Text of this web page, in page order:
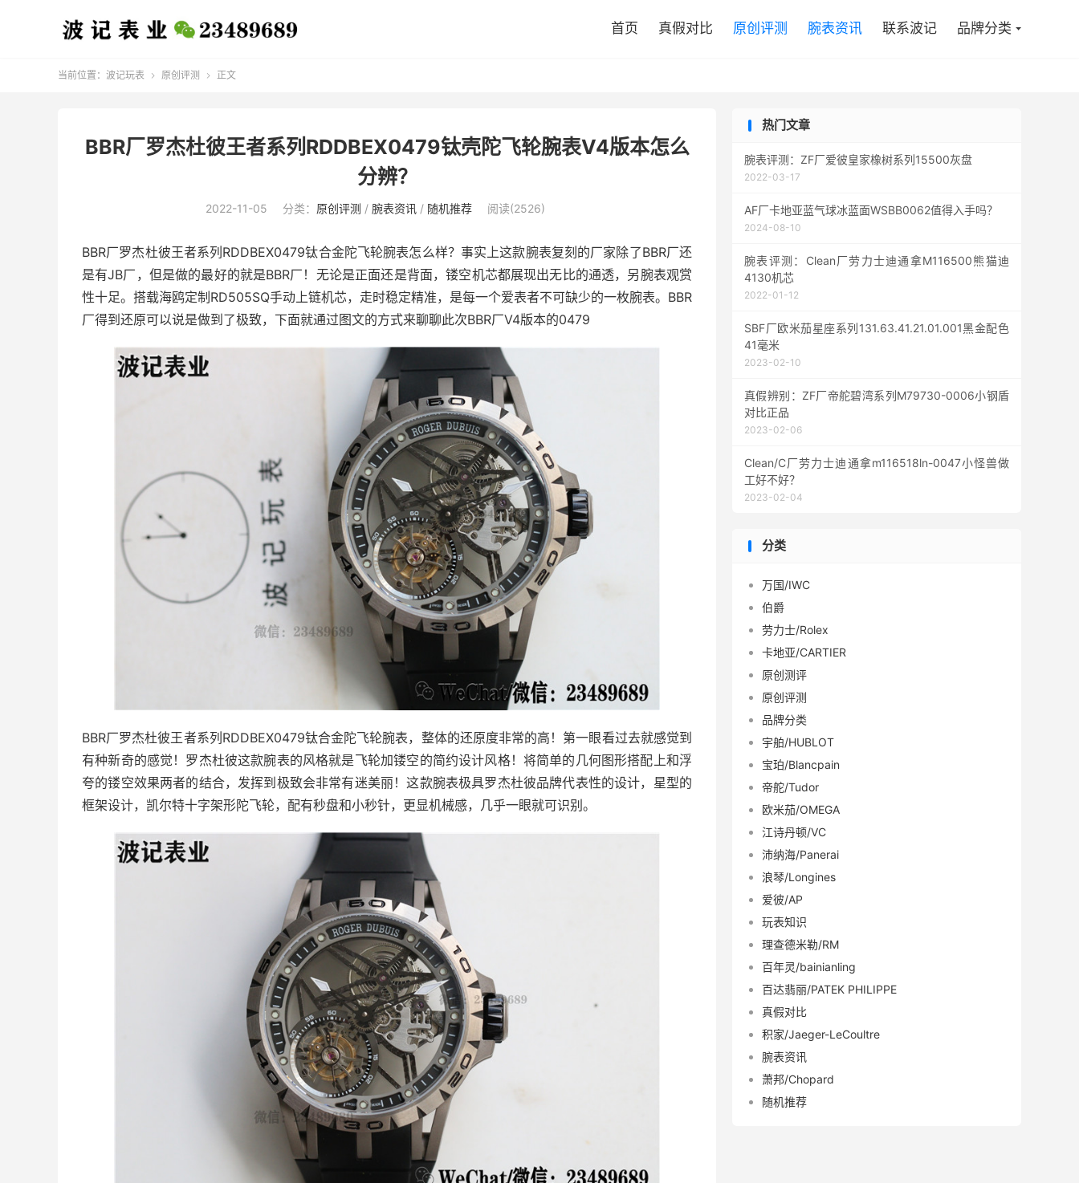
首页 真假对比 原创评测 腕表资讯 联系波记 品牌分类
当前位置： 波记玩表  原创评测  正文
BBR厂罗杰杜彼王者系列RDDBEX0479钛壳陀飞轮腕表V4版本怎么
分辨？
2022-11-05 分类： 原创评测 / 腕表资讯/ 随机推荐 阅读(2526)
BBR厂罗杰杜彼王者系列RDDBEX0479钛合金陀飞轮腕表怎么样？事实上这款腕表复刻的厂家除了BBR厂还
是有JB厂，但是做的最好的就是BBR厂！无论是正面还是背面，镂空机芯都展现出无比的通透，另腕表观赏
性十足。搭载海鸥定制RD505SQ手动上链机芯，走时稳定精准，是每一个爱表者不可缺少的一枚腕表。BBR
厂得到还原可以说是做到了极致，下面就通过图文的方式来聊聊此次BBR厂V4版本的0479
BBR厂罗杰杜彼王者系列RDDBEX0479钛合金陀飞轮腕表，整体的还原度非常的高！第一眼看过去就感觉到
有种新奇的感觉！罗杰杜彼这款腕表的风格就是飞轮加镂空的简约设计风格！将简单的几何图形搭配上和浮
夸的镂空效果两者的结合，发挥到极致会非常有迷美丽！这款腕表极具罗杰杜彼品牌代表性的设计，星型的
框架设计，凯尔特十字架形陀飞轮，配有秒盘和小秒针，更显机械感，几乎一眼就可识别。
热门文章
腕表评测：ZF厂爱彼皇家橡树系列15500灰盘
2022-03-17
AF厂卡地亚蓝气球冰蓝面WSBB0062值得入手吗？
2024-08-10
腕表评测：Clean厂劳力士迪通拿M116500熊猫迪
4130机芯
2022-01-12
SBF厂欧米茄星座系列131.63.41.21.01.001黑金配色
41毫米
2023-02-10
真假辨别：ZF厂帝舵碧湾系列M79730-0006小钢盾
对比正品
2023-02-06
Clean/C厂劳力士迪通拿m116518ln-0047小怪兽做
工好不好？
2023-02-04
分类
万国/IWC
伯爵
劳力士/Rolex
卡地亚/CARTIER
原创测评
原创评测
品牌分类
宇舶/HUBLOT
宝珀/Blancpain
帝舵/Tudor
欧米茄/OMEGA
江诗丹顿/VC
沛纳海/Panerai
浪琴/Longines
爱彼/AP
玩表知识
理查德米勒/RM
百年灵/bainianling
百达翡丽/PATEK PHILIPPE
真假对比
积家/Jaeger-LeCoultre
腕表资讯
萧邦/Chopard
随机推荐